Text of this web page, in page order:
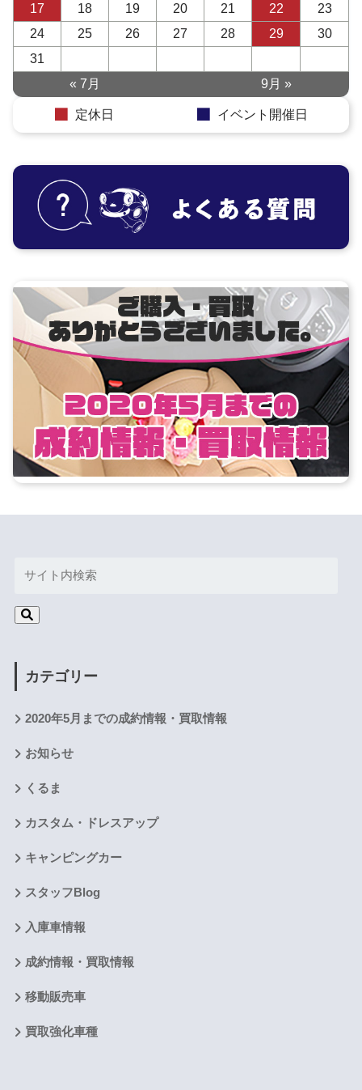
17 18 19 20 21 22
23
24
25 26 27 28 29
30
31
« 7月
9月 »
定休日 イベント開催日
カテゴリー
2020年5月までの成約情報・買取情報
お知らせ
くるま
カスタム・ドレスアップ
キャンピングカー
スタッフBlog
入庫車情報
成約情報・買取情報
移動販売車
買取強化車種